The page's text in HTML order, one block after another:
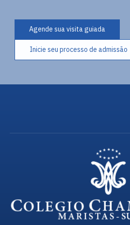
Agende sua visita guiada
Inicie seu processo de admissão